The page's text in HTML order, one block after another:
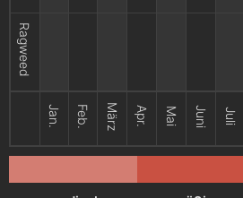
Jan. Feb. März Apr. Mai Juni Juli
Ragweed